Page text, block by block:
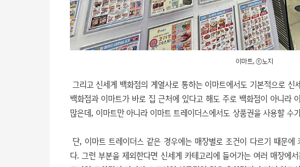
이마트, ⓒ노지
그리고 신세계 백화점의 계열사로 통하는 이마트에서도 기본적으로
백화점과 이마트가 바로 집 근처에 있다고 해도 주로 백화점이 아니라
많은데, 이마트만 아니라 이마트 트레이더스에서도 상품권을 사용할 수
단, 이마트 트레이더스 같은 경우에는 매장별로 조건이 다르기 때문
다. 그런 부분을 제외한다면 신세계 카테고리에 들어가는 여러 매장에